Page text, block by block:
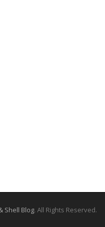
Shell Blog. All Rights Reserved.